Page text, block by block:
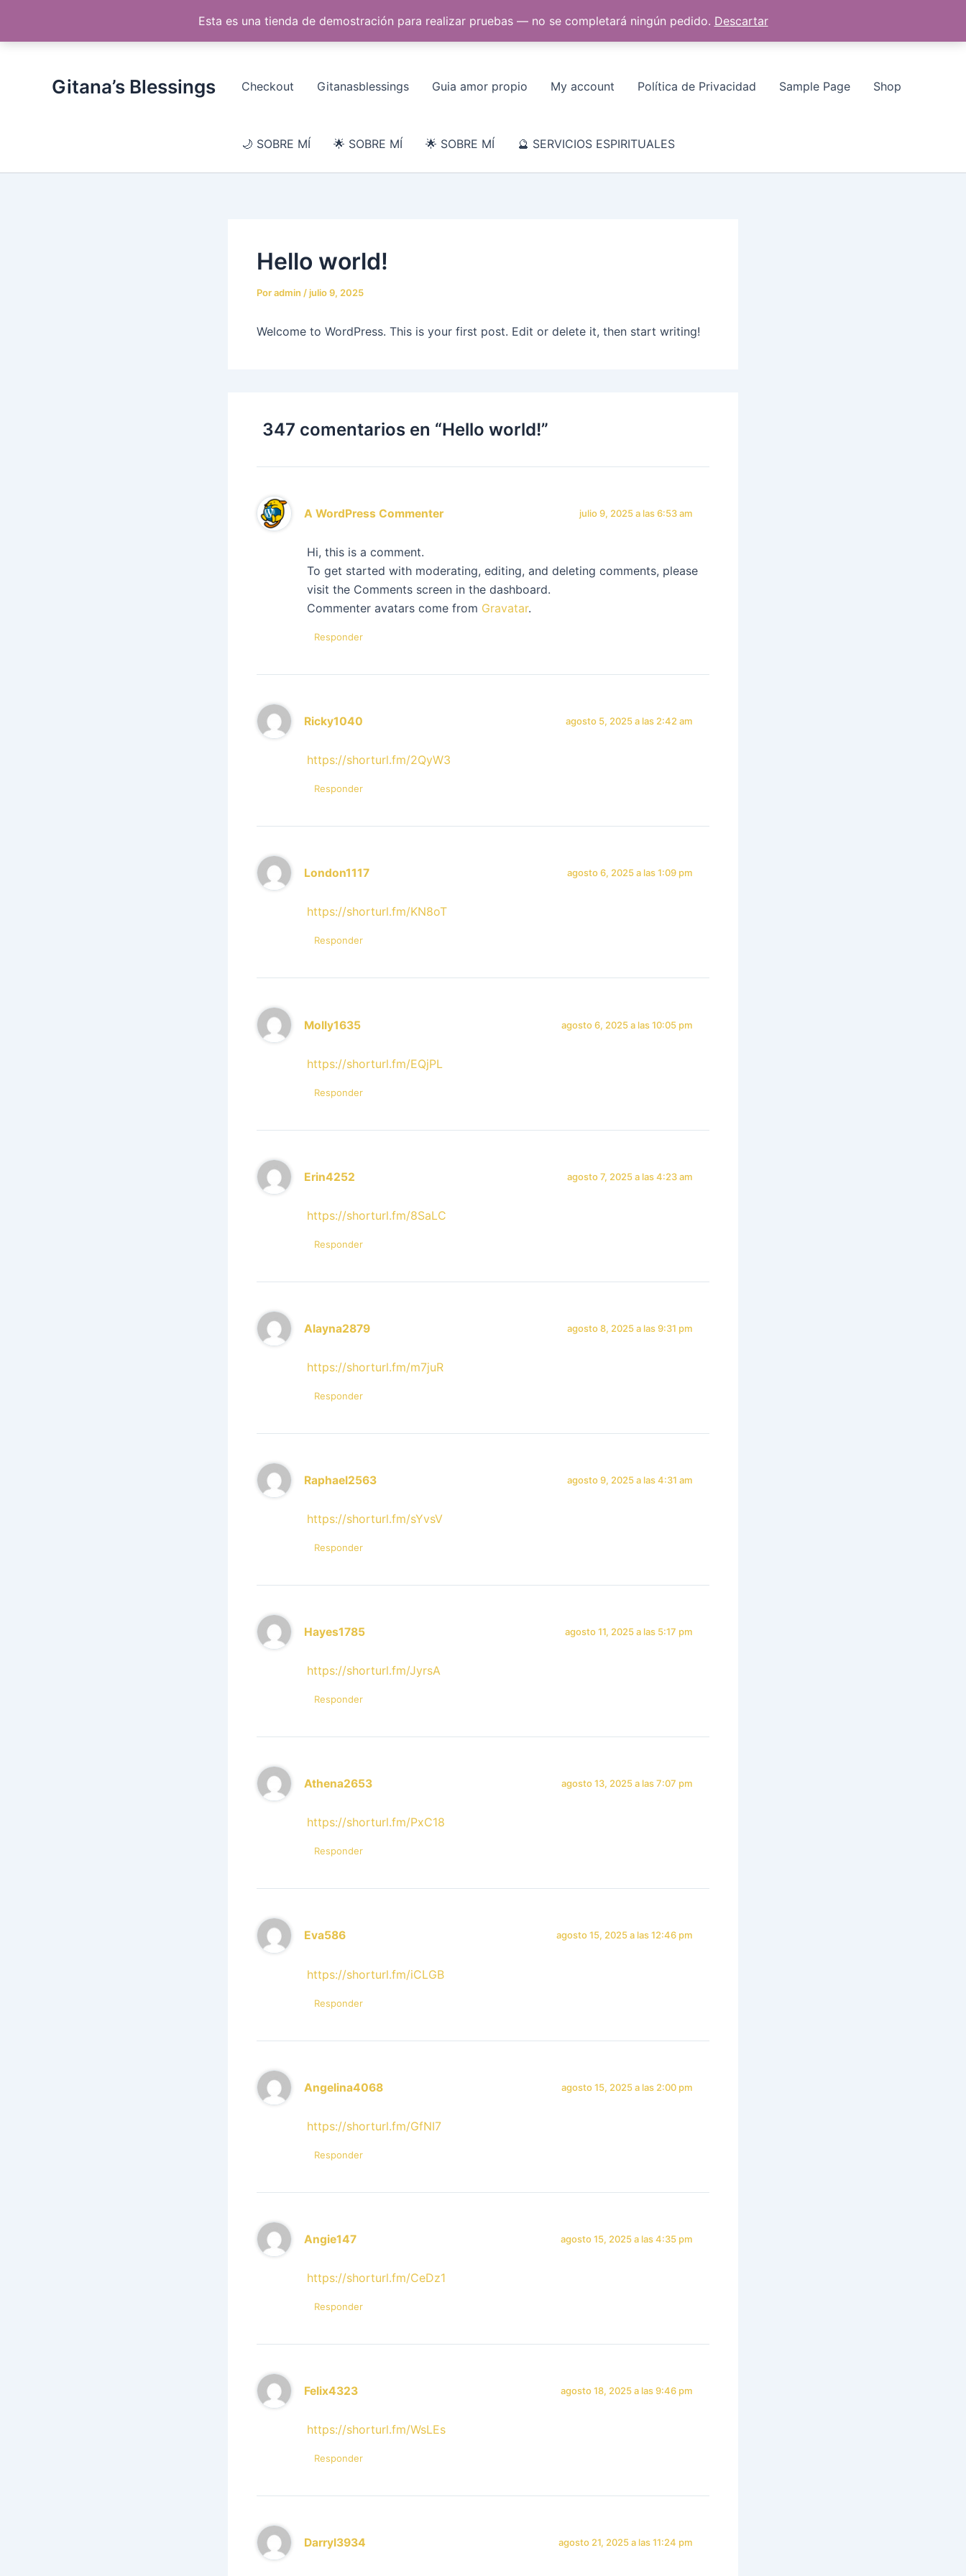
Esta es una tienda de demostración para realizar pruebas — no se completará ningún pedido. Descartar
contenido
Gitana’s Blessings
☀ CURSO DE DESARROLLO ESPIRITUAL ✉ CONTACTO ✦ TIENDA ESOTÉRICA ✧ TESTIMONIOS
Checkout Gitanasblessings Guia amor propio My account Política de Privacidad Sample Page Shop
🌙 SOBRE MÍ 🌟 SOBRE MÍ 🌟 SOBRE MÍ 🔮 SERVICIOS ESPIRITUALES
Hello world!
Poradmin /julio 9, 2025
Welcome to WordPress. This is your first post. Edit or delete it, then start writing!
347 comentarios en “Hello world!”
A WordPress Commenter julio 9, 2025 a las 6:53 am
Hi, this is a comment.
To get started with moderating, editing, and deleting comments, please
visit the Comments screen in the dashboard.
Commenter avatars come from Gravatar.
Responder
Ricky1040 agosto 5, 2025 a las 2:42 am
https://shorturl.fm/2QyW3
Responder
London1117 agosto 6, 2025 a las 1:09 pm
https://shorturl.fm/KN8oT
Responder
Molly1635 agosto 6, 2025 a las 10:05 pm
https://shorturl.fm/EQjPL
Responder
Erin4252 agosto 7, 2025 a las 4:23 am
https://shorturl.fm/8SaLC
Responder
Alayna2879 agosto 8, 2025 a las 9:31 pm
https://shorturl.fm/m7juR
Responder
Raphael2563 agosto 9, 2025 a las 4:31 am
https://shorturl.fm/sYvsV
Responder
Hayes1785 agosto 11, 2025 a las 5:17 pm
https://shorturl.fm/JyrsA
Responder
Athena2653 agosto 13, 2025 a las 7:07 pm
https://shorturl.fm/PxC18
Responder
Eva586 agosto 15, 2025 a las 12:46 pm
https://shorturl.fm/iCLGB
Responder
Angelina4068 agosto 15, 2025 a las 2:00 pm
https://shorturl.fm/GfNI7
Responder
Angie147 agosto 15, 2025 a las 4:35 pm
https://shorturl.fm/CeDz1
Responder
Felix4323 agosto 18, 2025 a las 9:46 pm
https://shorturl.fm/WsLEs
Responder
Darryl3934 agosto 21, 2025 a las 11:24 pm